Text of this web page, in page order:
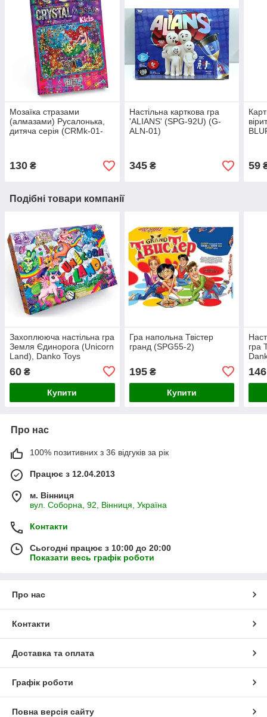
Мозаїка стразами
(алмазами) Русалонька,
дитяча серія (CRMk-01-
130 ₴
Настільна карткова гра
'ALIANS' (SPG-92U) (G-
ALN-01)
345₴ 59
Подібні товари компанії
Захоплююча настільна гра
Земля Єдинорога (Unicorn
Land), Danko Toys
60 ₴
Купити
Гра напольна Твістер
гранд (SPG55-2)
195₴
Купити
гра
146
Про нас
100% позитивних з 36 відгуків за рік
Працює з 12.04.2013
м. Вінниця
вул. Соборна, 92, Вінниця, Україна
Контакти
Сьогодні працює з 10:00 до 20:00
Показати весь графік роботи
Про нас
Контакти
Доставка та оплата
Графік роботи
Повна версія сайту